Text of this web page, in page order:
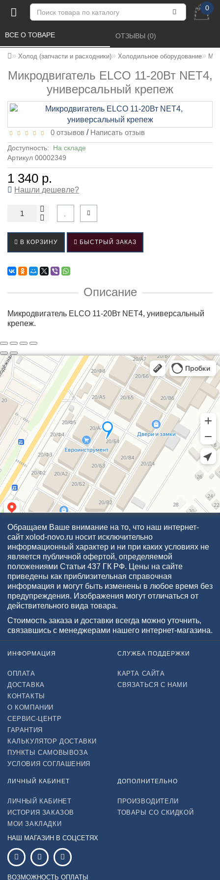
0
Холод (запчасти и расходники) Холодильное оборудование
Микродвигатель ELCO 11-20Вт NET4,
универсальный крепеж
ВСЕ О ТОВАРЕ ОТЗЫВЫ (0)
0 отзывов / Написать отзыв
Доступность: На складе
Артикул 00002349
1 340 р.
Нашли дешевле?
В КОРЗИНУ БЫСТРЫЙ ЗАКАЗ
Описание
Микродвигатель ELCO 11-20Вт NET4, универсальный
крепеж.
Обращаем Ваше внимание на то, что наш интернет-
сайт xolod-novo.ru носит исключительно
информационный характер и ни при каких условиях не
является публичной офертой, определяемой
положениями Статьи 437 ГК РФ. Цены на сайте
приведены как приблизительная справочная
информация и могут быть изменены в любое время без
предупреждения. Изображения могут отличаться от
действительного вида товара.
Стоимость заказа и доставки всегда можно уточнить,
связавшись с менеджерами нашего интернет-магазина.
ИНФОРМАЦИЯ
ОПЛАТА
ДОСТАВКА
КОНТАКТЫ
О КОМПАНИИ
СЕРВИС-ЦЕНТР
ГАРАНТИЯ
КАЛЬКУЛЯТОР ДОСТАВКИ
ПУНКТЫ САМОВЫВОЗА
УСЛОВИЯ СОГЛАШЕНИЯ
СЛУЖБА ПОДДЕРЖКИ
КАРТА САЙТА
СВЯЗАТЬСЯ С НАМИ
ЛИЧНЫЙ КАБИНЕТ
ЛИЧНЫЙ КАБИНЕТ
ИСТОРИЯ ЗАКАЗОВ
МОИ ЗАКЛАДКИ
ДОПОЛНИТЕЛЬНО
ПРОИЗВОДИТЕЛИ
ТОВАРЫ СО СКИДКОЙ
НАШ МАГАЗИН В СОЦСЕТЯХ
ВОЗМОЖНОСТЬ ОПЛАТЫ